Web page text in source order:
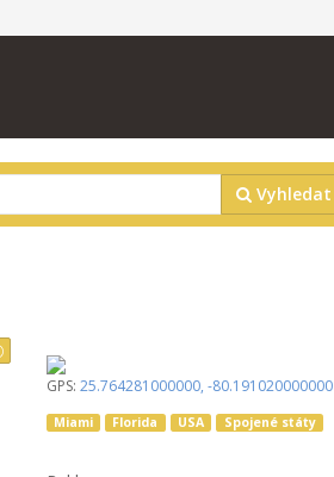
Vyhledat
GPS: 25.764281000000, -80.191020000000
Miami Florida USA Spojené státy